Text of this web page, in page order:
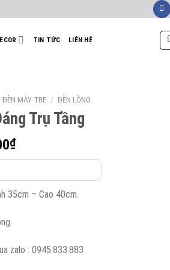
TIN TỨC LIÊN HỆ
ĐÈN MÂY TRE / ĐÈN LỒNG
Trụ Tầng
₫Giá
hiện
là:
380,000₫.
35cm – Cao 40cm.
zalo : 0945.833.883